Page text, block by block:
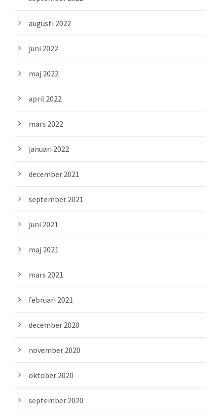
augusti 2022
juni 2022
maj 2022
april 2022
mars 2022
januari 2022
december 2021
september 2021
juni 2021
maj 2021
mars 2021
februari 2021
december 2020
november 2020
oktober 2020
september 2020